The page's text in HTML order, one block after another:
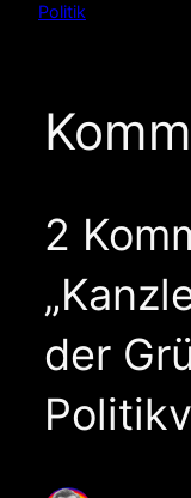
Politik
2
der